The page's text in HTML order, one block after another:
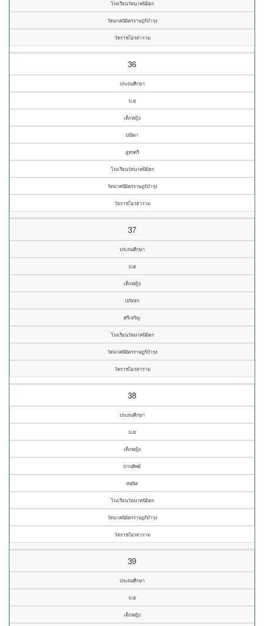
โรงเรียนวัดนาคนิมิตร
วัดนาคนิมิตรราษฎร์บำรุง
วัดราชโอรสาราม
36
ประถมศึกษา
ป.๕
เด็กหญิง
ปณิดา
อูทรศรี
โรงเรียนวัดนาคนิมิตร
วัดนาคนิมิตรราษฎร์บำรุง
วัดราชโอรสาราม
37
ประถมศึกษา
ป.๕
เด็กหญิง
ปภัสสร
ศรีเจริญ
โรงเรียนวัดนาคนิมิตร
วัดนาคนิมิตรราษฎร์บำรุง
วัดราชโอรสาราม
38
ประถมศึกษา
ป.๕
เด็กหญิง
ปานทิพย์
สหุนิล
โรงเรียนวัดนาคนิมิตร
วัดนาคนิมิตรราษฎร์บำรุง
วัดราชโอรสาราม
39
ประถมศึกษา
ป.๕
เด็กหญิง